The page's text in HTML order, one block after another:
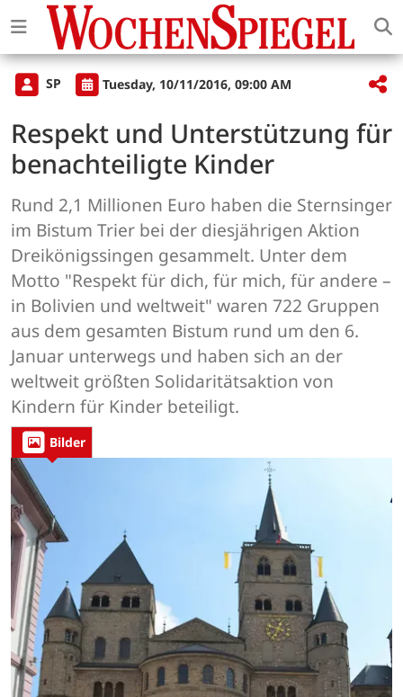
SP Tuesday, 10/11/2016, 09:00 AM
Respekt und Unterstützung für
benachteiligte Kinder
Rund 2,1 Millionen Euro haben die Sternsinger
im Bistum Trier bei der diesjährigen Aktion
Dreikönigssingen gesammelt. Unter dem
Motto "Respekt für dich, für mich, für andere –
in Bolivien und weltweit" waren 722 Gruppen
aus dem gesamten Bistum rund um den 6.
Januar unterwegs und haben sich an der
weltweit größten Solidaritätsaktion von
Kindern für Kinder beteiligt.
Bilder